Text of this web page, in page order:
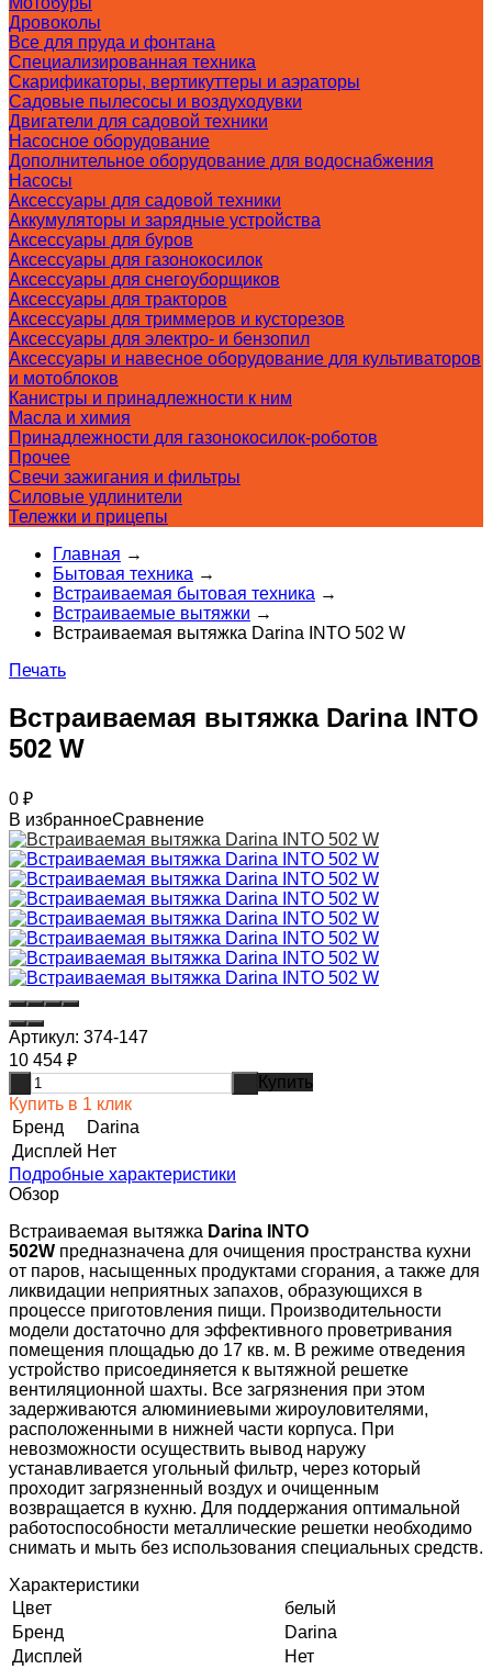
Дровоколы
Все для пруда и фонтана
Специализированная техника
Скарификаторы, вертикуттеры и аэраторы
Садовые пылесосы и воздуходувки
Двигатели для садовой техники
Насосное оборудование
Дополнительное оборудование для водоснабжения
Насосы
Аксессуары для садовой техники
Аккумуляторы и зарядные устройства
Аксессуары для буров
Аксессуары для газонокосилок
Аксессуары для снегоуборщиков
Аксессуары для тракторов
Аксессуары для триммеров и кусторезов
Аксессуары для электро- и бензопил
Аксессуары и навесное оборудование для культиваторов
и мотоблоков
Канистры и принадлежности к ним
Масла и химия
Принадлежности для газонокосилок-роботов
Прочее
Свечи зажигания и фильтры
Силовые удлинители
Тележки и прицепы
Главная →
Бытовая техника →
Встраиваемая бытовая техника →
Встраиваемые вытяжки →
Встраиваемая вытяжка Darina INTO 502 W
Печать
Встраиваемая вытяжка Darina INTO
502 W
0 ₽
В избранноеСравнение
Артикул: 374-147
10 454 ₽
Купить
Купить в 1 клик
Бренд
Darina
Дисплей Нет
Подробные характеристики
Обзор
Встраиваемая вытяжка Darina INTO
502W предназначена для очищения пространства кухни
от паров, насыщенных продуктами сгорания, а также для
ликвидации неприятных запахов, образующихся в
процессе приготовления пищи. Производительности
модели достаточно для эффективного проветривания
помещения площадью до 17 кв. м. В режиме отведения
устройство присоединяется к вытяжной решетке
вентиляционной шахты. Все загрязнения при этом
задерживаются алюминиевыми жироуловителями,
расположенными в нижней части корпуса. При
невозможности осуществить вывод наружу
устанавливается угольный фильтр, через который
проходит загрязненный воздух и очищенным
возвращается в кухню. Для поддержания оптимальной
работоспособности металлические решетки необходимо
снимать и мыть без использования специальных средств.
Характеристики
Цвет
белый
Бренд
Darina
Дисплей
Нет